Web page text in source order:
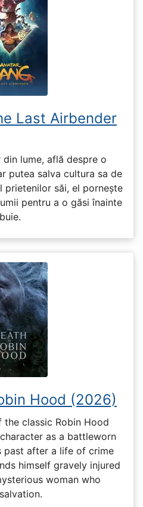
Last Airbender
lume, află despre o
putea salva cultura sa de
prietenilor săi, el pornește
pentru a o găsi înainte
Hood (2026)
classic Robin Hood
as a battleworn
past after a life of crime
himself gravely injured
woman who